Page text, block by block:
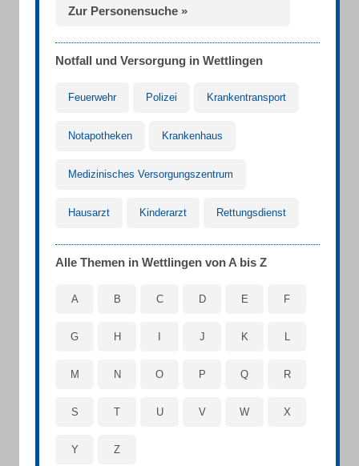
Zur Personensuche »
Notfall und Versorgung in Wettlingen
Feuerwehr Polizei Krankentransport
Notapotheken Krankenhaus
Medizinisches Versorgungszentrum
Hausarzt Kinderarzt Rettungsdienst
Alle Themen in Wettlingen von A bis Z
A B C D E F
G H J K L
M N O P Q R
S T U V W X
Y Z